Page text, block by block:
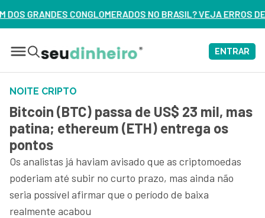
NO BRASIL? VEJA ERROS DE 3 DELES – ASSISTA AGORA
ENTRAR
NOITE CRIPTO
Bitcoin (BTC) passa de US$ 23 mil, mas
patina; ethereum (ETH) entrega os
pontos
Os analistas já haviam avisado que as criptomoedas
poderiam até subir no curto prazo, mas ainda não
seria possível afirmar que o período de baixa
realmente acabou